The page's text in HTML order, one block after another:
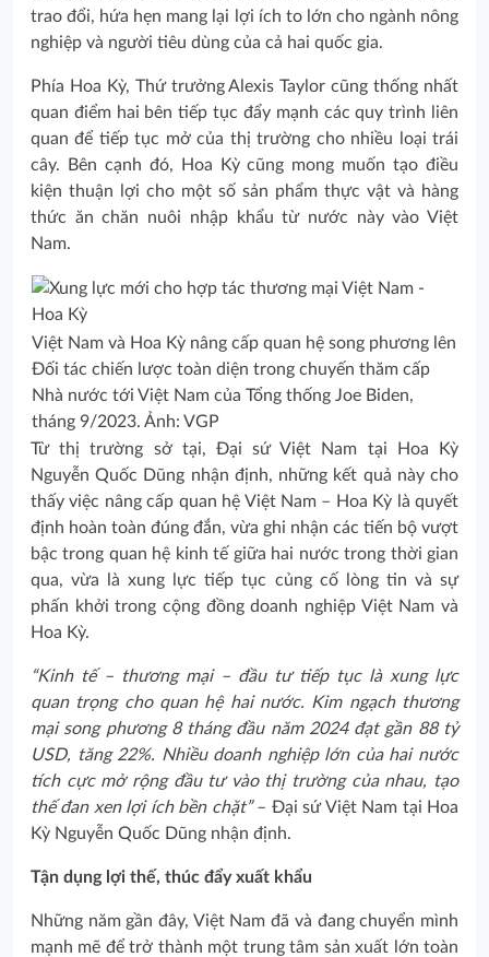
trao đổi, hứa hẹn mang lại lợi ích to lớn cho ngành nông
nghiệp và người tiêu dùng của cả hai quốc gia.
Phía Hoa Kỳ, Thứ trưởng Alexis Taylor cũng thống nhất
quan điểm hai bên tiếp tục đẩy mạnh các quy trình liên
quan để tiếp tục mở của thị trường cho nhiều loại trái
cây. Bên cạnh đó, Hoa Kỳ cũng mong muốn tạo điều
kiện thuận lợi cho một số sản phẩm thực vật và hàng
thức ăn chăn nuôi nhập khẩu từ nước này vào Việt
Nam.
Việt Nam và Hoa Kỳ nâng cấp quan hệ song phương lên
Đối tác chiến lược toàn diện trong chuyến thăm cấp
Nhà nước tới Việt Nam của Tổng thống Joe Biden,
tháng 9/2023. Ảnh: VGP
Từ thị trường sở tại, Đại sứ Việt Nam tại Hoa Kỳ
Nguyễn Quốc Dũng nhận định, những kết quả này cho
thấy việc nâng cấp quan hệ Việt Nam – Hoa Kỳ là quyết
định hoàn toàn đúng đắn, vừa ghi nhận các tiến bộ vượt
bậc trong quan hệ kinh tế giữa hai nước trong thời gian
qua, vừa là xung lực tiếp tục củng cố lòng tin và sự
phấn khởi trong cộng đồng doanh nghiệp Việt Nam và
Hoa Kỳ.
“Kinh tế – thương mại – đầu tư tiếp tục là xung lực
quan trọng cho quan hệ hai nước. Kim ngạch thương
mại song phương 8 tháng đầu năm 2024 đạt gần 88 tỷ
USD, tăng 22%. Nhiều doanh nghiệp lớn của hai nước
tích cực mở rộng đầu tư vào thị trường của nhau, tạo
thế đan xen lợi ích bền chặt”– Đại sứ Việt Nam tại Hoa
Kỳ Nguyễn Quốc Dũng nhận định.
Tận dụng lợi thế, thúc đẩy xuất khẩu
Những năm gần đây, Việt Nam đã và đang chuyển mình
mạnh mẽ để trở thành một trung tâm sản xuất lớn toàn